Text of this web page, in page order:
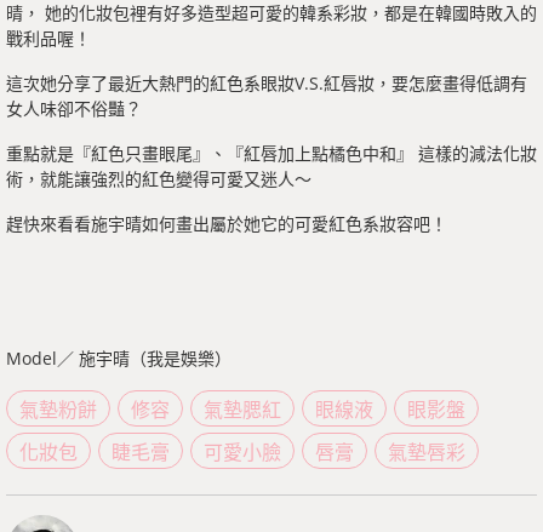
晴， 她的化妝包裡有好多造型超可愛的韓系彩妝，都是在韓國時敗入的
戰利品喔！
這次她分享了最近大熱門的紅色系眼妝V.S.紅唇妝，要怎麼畫得低調有
女人味卻不俗豔？
重點就是『紅色只畫眼尾』、『紅唇加上點橘色中和』 這樣的減法化妝
術，就能讓強烈的紅色變得可愛又迷人～
趕快來看看施宇晴如何畫出屬於她它的可愛紅色系妝容吧！
Model／ 施宇晴（我是娛樂）
氣墊粉餅 修容 氣墊腮紅 眼線液
眼影盤
化妝包
睫毛膏 可愛小臉 唇膏 氣墊唇彩